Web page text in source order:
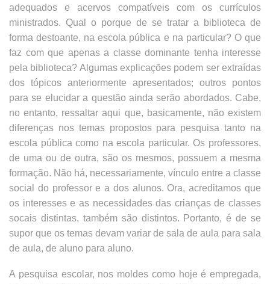
adequados e acervos compatíveis com os currículos
ministrados. Qual o porque de se tratar a biblioteca de
forma destoante, na escola pública e na particular? O que
faz com que apenas a classe dominante tenha interesse
pela biblioteca? Algumas explicações podem ser extraídas
dos tópicos anteriormente apresentados; outros pontos
para se elucidar a questão ainda serão abordados. Cabe,
no entanto, ressaltar aqui que, basicamente, não existem
diferenças nos temas propostos para pesquisa tanto na
escola pública como na escola particular. Os professores,
de uma ou de outra, são os mesmos, possuem a mesma
formação. Não há, necessariamente, vínculo entre a classe
social do professor e a dos alunos. Ora, acreditamos que
os interesses e as necessidades das crianças de classes
socais distintas, também são distintos. Portanto, é de se
supor que os temas devam variar de sala de aula para sala
de aula, de aluno para aluno.
A pesquisa escolar, nos moldes como hoje é empregada,